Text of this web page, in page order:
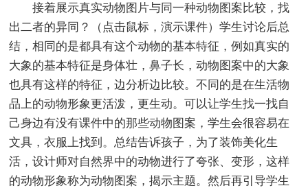
接着展示真实动物图片与同一种动物图案比较，找
出二者的异同？（点击鼠标，演示课件）学生讨论后总
结，相同的是都具有这个动物的基本特征，例如真实的
大象的基本特征是身体壮，鼻子长，动物图案中的大象
也具有这样的特征，边分析边比较。不同的是在生活物
品上的动物形象更活泼，更生动。可以让学生找一找自
己身边有没有课件中的那些动物图案，学生会很容易在
文具，衣服上找到。总结告诉孩子，为了装饰美化生
活，设计师对自然界中的动物进行了夸张、变形，这样
的动物形象称为动物图案，揭示主题。然后再引导学生